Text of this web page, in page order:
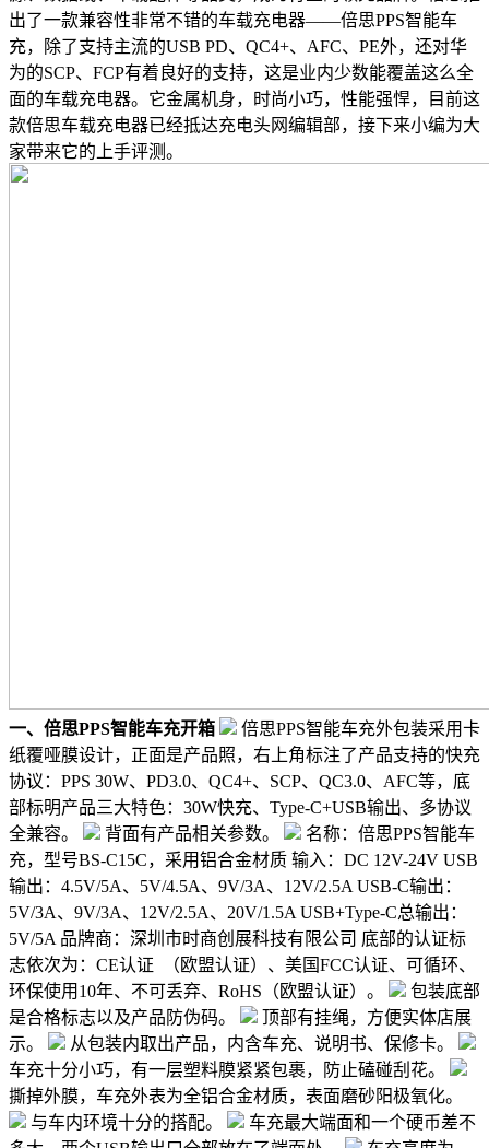
出了一款兼容性非常不错的车载充电器——倍思PPS智能车
充，除了支持主流的USB PD、QC4+、AFC、PE外，还对华
为的SCP、FCP有着良好的支持，这是业内少数能覆盖这么全
面的车载充电器。它金属机身，时尚小巧，性能强悍，目前这
款倍思车载充电器已经抵达充电头网编辑部，接下来小编为大
家带来它的上手评测。
一、倍思PPS智能车充开箱
倍思PPS智能车充外包装采用卡
纸覆哑膜设计，正面是产品照，右上角标注了产品支持的快充
协议：PPS 30W、PD3.0、QC4+、SCP、QC3.0、AFC等，底
部标明产品三大特色：30W快充、Type-C+USB输出、多协议
全兼容。
背面有产品相关参数。
名称：倍思PPS智能车
充，型号BS-C15C，采用铝合金材质 输入：DC 12V-24V USB
输出：4.5V/5A、5V/4.5A、9V/3A、12V/2.5A USB-C输出：
5V/3A、9V/3A、12V/2.5A、20V/1.5A USB+Type-C总输出：
5V/5A 品牌商：深圳市时商创展科技有限公司 底部的认证标
志依次为：CE认证 （欧盟认证）、美国FCC认证、可循环、
环保使用10年、不可丢弃、RoHS（欧盟认证）。
包装底部
是合格标志以及产品防伪码。
顶部有挂绳，方便实体店展
示。
从包装内取出产品，内含车充、说明书、保修卡。
车充十分小巧，有一层塑料膜紧紧包裹，防止磕碰刮花。
撕掉外膜，车充外表为全铝合金材质，表面磨砂阳极氧化。
与车内环境十分的搭配。
车充最大端面和一个硬币差不